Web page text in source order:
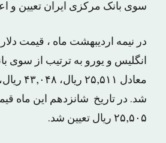
سوی بانک مرکزی ایران تعیین و
در نیمه اردیبهشت ماه ، قیمت دلار
انگلیس و یورو به ترتیب از سوی
شد. در تاریخ شانزدهم این ماه
۲۵,۵۰۵ ریال تعیین شد.